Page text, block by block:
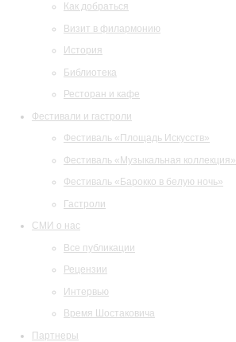
Как добраться
Визит в филармонию
История
Библиотека
Ресторан и кафе
Фестивали и гастроли
Фестиваль «Площадь Искусств»
Фестиваль «Музыкальная коллекция»
Фестиваль «Барокко в белую ночь»
Гастроли
СМИ о нас
Все публикации
Рецензии
Интервью
Время Шостаковича
Партнеры